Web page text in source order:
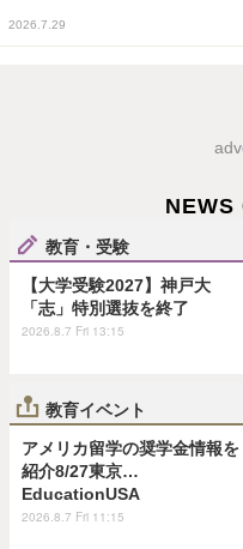
2026.7.29
NEWS
教育・受験
【大学受験2027】神戸大
「志」特別選抜を終了
2026.8.7 Fri 13:15
教育イベント
アメリカ留学の奨学金情報を
紹介8/27東京…
EducationUSA
2026.8.7 Fri 11:15